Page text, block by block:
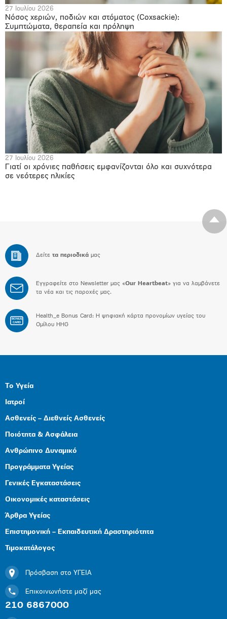
27 Ιουλίου 2026
Νόσος χεριών, ποδιών και στόματος (Coxsackie):
Συμπτώματα, θεραπεία και πρόληψη
27 Ιουλίου 2026
Γιατί οι χρόνιες παθήσεις εμφανίζονται όλο και συχνότερα
σε νεότερες ηλικίες
Δείτε τα περιοδικά μας
Εγγραφείτε στο Newsletter μας «Our Heartbeat» για να λαμβάνετε
τα νέα και τις παροχές μας.
BONUS
CARD
Health_e Bonus Card: H ψηφιακή κάρτα προνομίων υγείας του
Ομίλου HHG
Το Υγεία
Ιατροί
Ασθενείς – Διεθνείς Ασθενείς
Ποιότητα & Ασφάλεια
Ανθρώπινο Δυναμικό
Προγράμματα Υγείας
Γενικές Εγκαταστάσεις
Οικονομικές καταστάσεις
Άρθρα Υγείας
Επιστημονική – Εκπαιδευτική Δραστηριότητα
Τιμοκατάλογος
Πρόσβαση στο ΥΓΕΙΑ
Επικοινωνήστε μαζί μας
210 6867000